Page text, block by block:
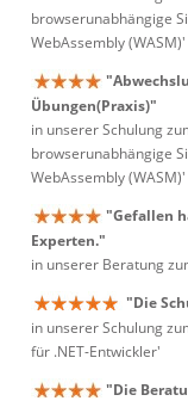
browserunabhängige
WebAssembly (WASM)'
Übungen(Praxis)"
in unserer Schulung
browserunabhängige
WebAssembly (WASM)'
"Gefallen
Experten."
in unserer Beratung
"Die
in unserer Schulung
für .NET-Entwickler'
"Die